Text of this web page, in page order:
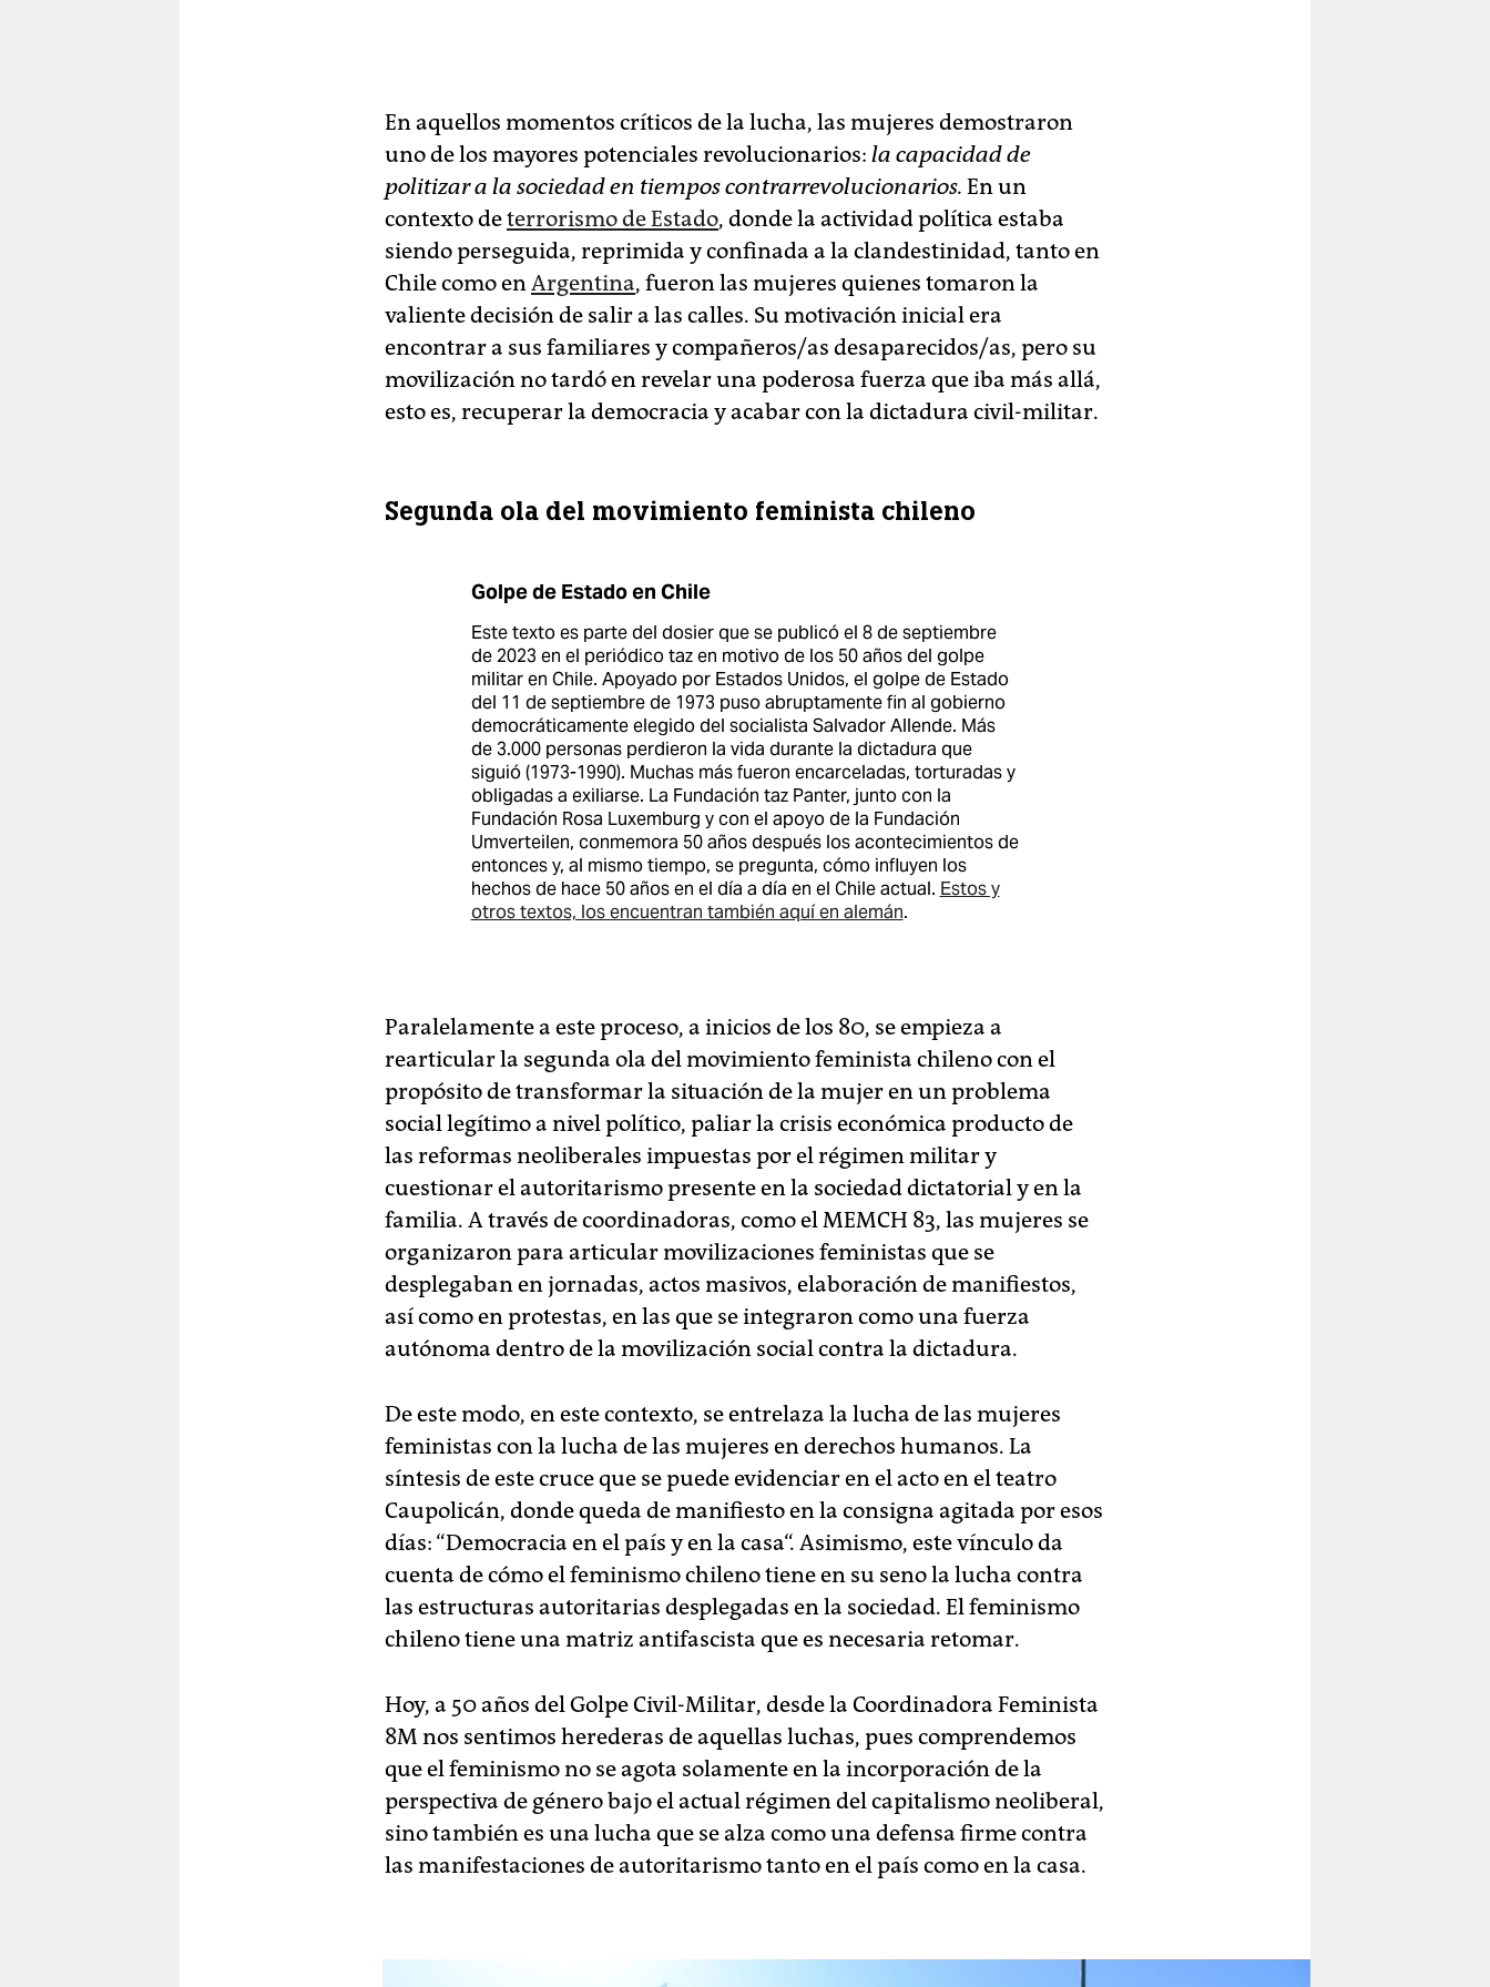
En aquellos momentos críticos de la lucha, las mujeres demostraron
uno de los mayores potenciales revolucionarios: la capacidad de
politizar a la sociedaden tiempos contrarrevolucionarios. En un
contexto deterrorismo de Estado, donde la actividad política estaba
siendo perseguida, reprimida y confinada a la clandestinidad, tanto en
Chile como enArgentina, fueron las mujeres quienes tomaron la
valiente decisión de salir a las calles. Su motivación inicial era
encontrar a sus familiares y compañeros/as desaparecidos/as, pero su
movilización no tardó en revelar una poderosa fuerza que iba más allá,
esto es, recuperar la democracia y acabar con la dictadura civil-militar.
Segunda ola del movimiento feminista chileno
Golpe de Estado en Chile
Este texto es parte del dosier que se publicó el 8 de septiembre
de 2023 en el periódico taz en motivo de los 50 años del golpe
militar en Chile. Apoyado por Estados Unidos, el golpe de Estado
del 11 de septiembre de 1973 puso abruptamente fin al gobierno
democráticamente elegido del socialista Salvador Allende. Más
de 3.000 personas perdieron la vida durante la dictadura que
siguió (1973-1990). Muchas más fueron encarceladas, torturadas y
obligadas a exiliarse. La Fundación taz Panter, junto con la
Fundación Rosa Luxemburg y con el apoyo de la Fundación
Umverteilen, conmemora 50 años después los acontecimientos de
entonces y, al mismo tiempo, se pregunta, cómo influyen los
hechos de hace 50 años en el día a día en el Chile actual. Estos y
otros textos, los encuentran también aquí en alemán.
Paralelamente a este proceso, a inicios de los 80, se empieza a
rearticular la segunda ola del movimiento feminista chileno con el
propósito de transformar la situación de la mujer en un problema
social legítimo a nivel político, paliar la crisis económica producto de
las reformas neoliberales impuestas por el régimen militar y
cuestionar el autoritarismo presente en la sociedad dictatorial y en la
familia. A través de coordinadoras, como el MEMCH 83, las mujeres se
organizaron para articular movilizaciones feministas que se
desplegaban en jornadas, actos masivos, elaboración de manifiestos,
así como en protestas, en las que se integraron como una fuerza
autónoma dentro de la movilización social contra la dictadura.
De este modo, en este contexto, se entrelaza la lucha de las mujeres
feministas con la lucha de las mujeres en derechos humanos. La
síntesis de este cruce que se puede evidenciar en el acto en el teatro
Caupolicán, donde queda de manifiesto en la consigna agitada por esos
días: “Democracia en el país y en la casa“. Asimismo, este vínculo da
cuenta de cómo el feminismo chileno tiene en su seno la lucha contra
las estructuras autoritarias desplegadas en la sociedad. El feminismo
chileno tiene una matriz antifascista que es necesaria retomar.
Hoy, a 50 años del Golpe Civil-Militar, desde la Coordinadora Feminista
8M nos sentimos herederas de aquellas luchas, pues comprendemos
que el feminismo no se agota solamente en la incorporación de la
perspectiva de género bajo el actual régimen del capitalismo neoliberal,
sino también es una lucha que se alza como una defensa firme contra
las manifestaciones de autoritarismo tanto en el país como en la casa.